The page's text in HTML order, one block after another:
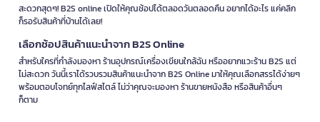
สะดวกสุดๆ! B2S online เปิดให้คุณช้อปได้ตลอดวันตลอดคืน อยากได้อะไร แค่คลิก
ก็รอรับสินค้าที่บ้านได้เลย!
เลือกช้อปสินค้าแนะนำจาก B2S Online
สำหรับใครที่กำลังมองหา ร้านอุปกรณ์เครื่องเขียนใกล้ฉัน หรืออยากแวะร้าน B2S แต่
ไม่สะดวก วันนี้เราได้รวบรวมสินค้าแนะนำจาก B2S Online มาให้คุณเลือกสรรได้ง่ายๆ
พร้อมตอบโจทย์ทุกไลฟ์สไตล์ ไม่ว่าคุณจะมองหา ร้านขายหนังสือ หรือสินค้าอื่นๆ
ก็ตาม